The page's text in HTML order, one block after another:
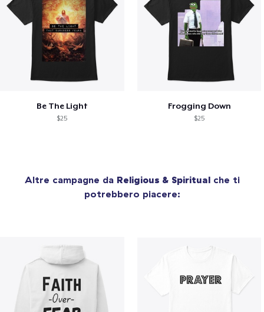
Be The Light
$25
Frogging Down
$25
Altre campagne da Religious & Spiritualche ti
potrebbero piacere: